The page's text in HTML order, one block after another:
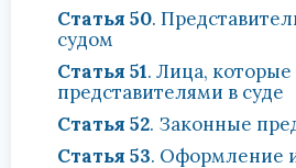
Статья 50.
судом
Статья 51. Лица,
представителями в суде
Статья 52. Законные
Статья 53. Оформление